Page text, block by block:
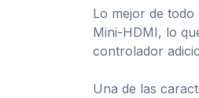
Lo mejor de
Mini-HDMI, lo
controlador
Una de las